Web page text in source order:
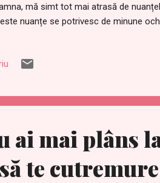
mă simt tot mai atrasă de
nuanțe se potrivesc de minune
paletă are o oglindă si un
Spicy. Înaint...
ai mai plâns
te